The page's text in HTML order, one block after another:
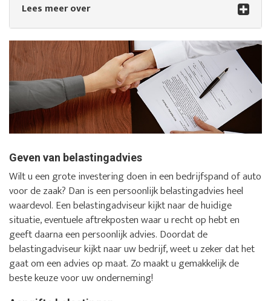
Lees meer over
Geven van belastingadvies
Wilt u een grote investering doen in een bedrijfspand of auto
voor de zaak? Dan is een persoonlijk belastingadvies heel
waardevol. Een belastingadviseur kijkt naar de huidige
situatie, eventuele aftrekposten waar u recht op hebt en
geeft daarna een persoonlijk advies. Doordat de
belastingadviseur kijkt naar uw bedrijf, weet u zeker dat het
gaat om een advies op maat. Zo maakt u gemakkelijk de
beste keuze voor uw onderneming!